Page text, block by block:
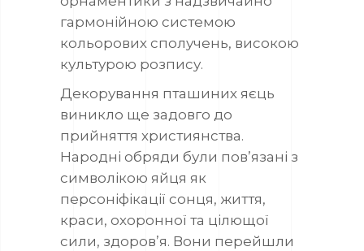
гармонійною системою
кольорових сполучень, високою
культурою розпису.
Декорування пташиних яєць
виникло ще задовго до
прийняття християнства.
Народні обряди були пов’язані з
символікою яйця як
персоніфікації сонця, життя,
краси, охоронної та цілющої
сили, здоров’я. Вони перейшли